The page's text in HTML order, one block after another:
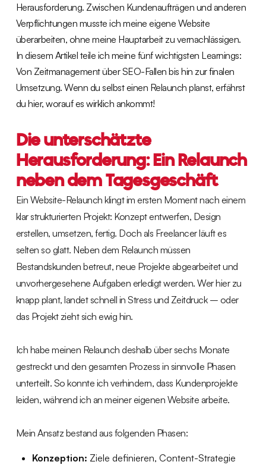
Herausforderung. Zwischen Kundenaufträgen und anderen
Verpflichtungen musste ich meine eigene Website
überarbeiten, ohne meine Hauptarbeit zu vernachlässigen.
In diesem Artikel teile ich meine fünf wichtigsten Learnings:
Von Zeitmanagement über SEO-Fallen bis hin zur finalen
Umsetzung. Wenn du selbst einen Relaunch planst, erfährst
du hier, worauf es wirklich ankommt!
Die unterschätzte
Herausforderung: Ein Relaunch
neben dem Tagesgeschäft
Ein Website-Relaunch klingt im ersten Moment nach einem
klar strukturierten Projekt: Konzept entwerfen, Design
erstellen, umsetzen, fertig. Doch als Freelancer läuft es
selten so glatt. Neben dem Relaunch müssen
Bestandskunden betreut, neue Projekte abgearbeitet und
unvorhergesehene Aufgaben erledigt werden. Wer hier zu
knapp plant, landet schnell in Stress und Zeitdruck – oder
das Projekt zieht sich ewig hin.
Ich habe meinen Relaunch deshalb über sechs Monate
gestreckt und den gesamten Prozess in sinnvolle Phasen
unterteilt. So konnte ich verhindern, dass Kundenprojekte
leiden, während ich an meiner eigenen Website arbeite.
Mein Ansatz bestand aus folgenden Phasen:
Konzeption: Ziele definieren, Content-Strategie